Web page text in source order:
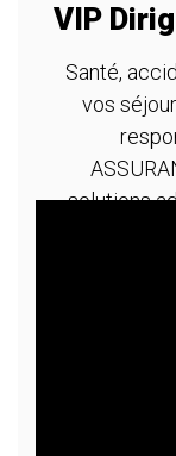
VIP
Santé,
vos
solutions